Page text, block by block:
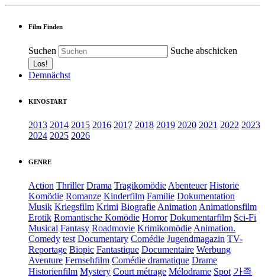
Film Finden
Suchen Suche abschicken
Demnächst
KINOSTART
2013 2014 2015 2016 2017 2018 2019 2020 2021 2022 2023
2024 2025 2026
GENRE
Action Thriller Drama Tragikomödie Abenteuer Historie
Komödie Romanze Kinderfilm Familie Dokumentation
Musik Kriegsfilm Krimi Biografie Animation Animationsfilm
Erotik Romantische Komödie Horror Dokumentarfilm Sci-Fi
Musical Fantasy Roadmovie Krimikomödie Animation.
Comedy test Documentary Comédie Jugendmagazin TV-
Reportage Biopic Fantastique Documentaire Werbung
Aventure Fernsehfilm Comédie dramatique Drame
Historienfilm Mystery Court métrage Mélodrame Spot 가족